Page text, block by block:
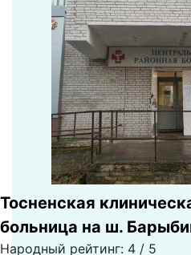
Тосненская
больница на ш.
Народный рейтинг: 4 / 5